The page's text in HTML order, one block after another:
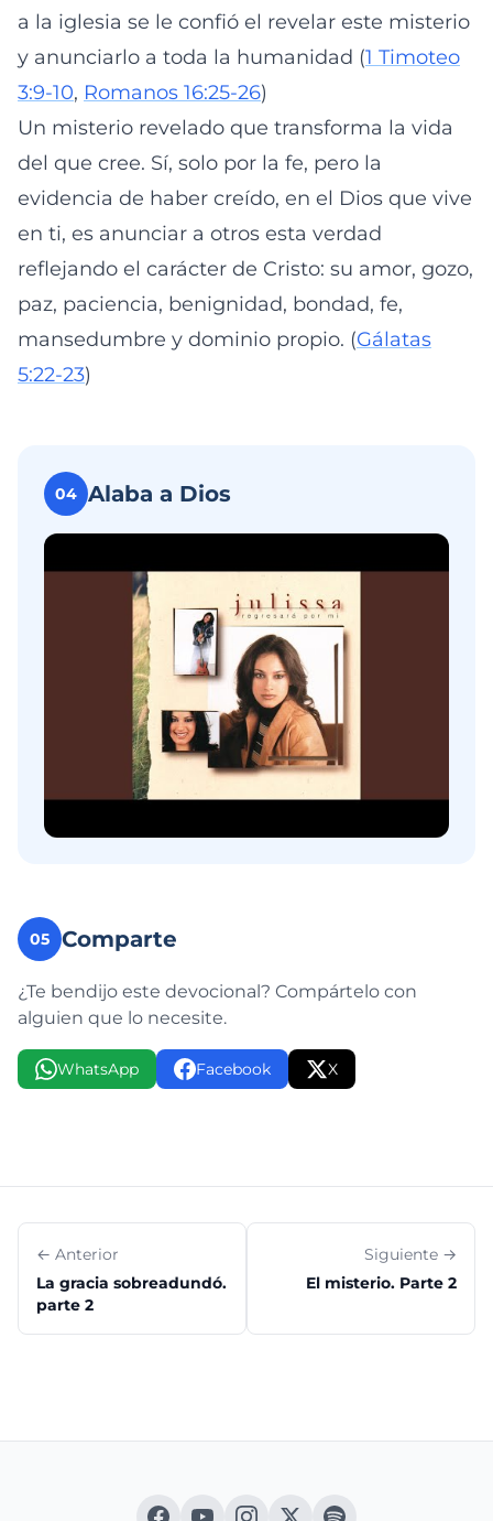
a la iglesia se le confió el revelar este misterio
y anunciarlo a toda la humanidad (1 Timoteo
3:9-10, Romanos 16:25-26)
Un misterio revelado que transforma la vida
del que cree. Sí, solo por la fe, pero la
evidencia de haber creído, en el Dios que vive
en ti, es anunciar a otros esta verdad
reflejando el carácter de Cristo: su amor, gozo,
paz, paciencia, benignidad, bondad, fe,
mansedumbre y dominio propio. (Gálatas
5:22-23)
04 Alaba a Dios
05 Comparte
¿Te bendijo este devocional? Compártelo con
alguien que lo necesite.
WhatsApp Facebook X
← Anterior
La gracia sobreadundó.
parte 2
Siguiente →
El misterio. Parte 2